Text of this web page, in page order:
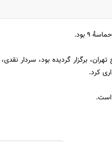
برگزار گردیده بود، سردار نقدی،
کرد.
است.